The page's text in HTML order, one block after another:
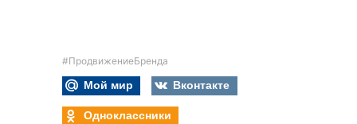
#ПродвижениеБренда
Мой мир
Вконтакте
Одноклассники